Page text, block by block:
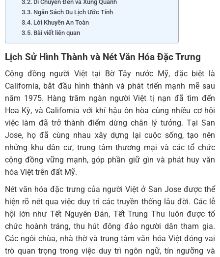
Di Chuyển Đến và Xung Quanh
Ngân Sách Du Lịch Ước Tính
Lời Khuyên An Toàn
Bài viết liên quan
Lịch Sử Hình Thành và Nét Văn Hóa Đặc Trưng
Cộng đồng người Việt tại Bờ Tây nước Mỹ, đặc biệt là
California, bắt đầu hình thành và phát triển mạnh mẽ sau
năm 1975. Hàng trăm ngàn người Việt tị nạn đã tìm đến
Hoa Kỳ, và California với khí hậu ôn hòa cùng nhiều cơ hội
việc làm đã trở thành điểm dừng chân lý tưởng. Tại San
Jose, họ đã cùng nhau xây dựng lại cuộc sống, tạo nên
những khu dân cư, trung tâm thương mại và các tổ chức
cộng đồng vững mạnh, góp phần giữ gìn và phát huy văn
hóa Việt trên đất Mỹ.
Nét văn hóa đặc trưng của người Việt ở San Jose được thể
hiện rõ nét qua việc duy trì các truyền thống lâu đời. Các lễ
hội lớn như Tết Nguyên Đán, Tết Trung Thu luôn được tổ
chức hoành tráng, thu hút đông đảo người dân tham gia.
Các ngôi chùa, nhà thờ và trung tâm văn hóa Việt đóng vai
trò quan trọng trong việc duy trì ngôn ngữ, tín ngưỡng và